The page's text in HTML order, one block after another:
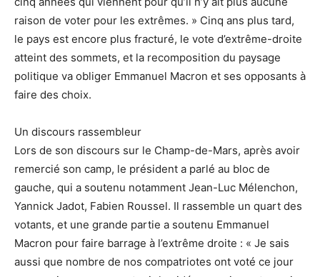
raison de voter pour les extrêmes. » Cinq ans plus tard,
le pays est encore plus fracturé, le vote d’extrême-droite
atteint des sommets, et la recomposition du paysage
politique va obliger Emmanuel Macron et ses opposants à
faire des choix.
Un discours rassembleur
Lors de son discours sur le Champ-de-Mars, après avoir
remercié son camp, le président a parlé au bloc de
gauche, qui a soutenu notamment Jean-Luc Mélenchon,
Yannick Jadot, Fabien Roussel. Il rassemble un quart des
votants, et une grande partie a soutenu Emmanuel
Macron pour faire barrage à l’extrême droite : « Je sais
aussi que nombre de nos compatriotes ont voté ce jour